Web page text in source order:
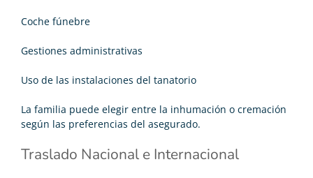
Coche fúnebre
Gestiones administrativas
Uso de las instalaciones del tanatorio
La familia puede elegir entre la inhumación o cremación
según las preferencias del asegurado.
Traslado Nacional e Internacional